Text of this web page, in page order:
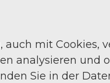
mit Cookies,
analysieren und
Sie in der